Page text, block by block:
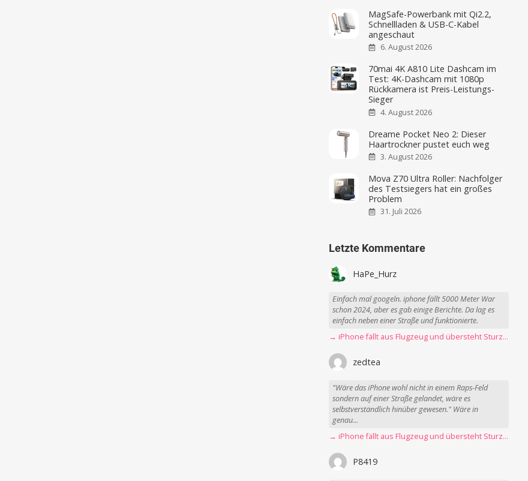
MagSafe-Powerbank mit Qi2.2,
Schnellladen & USB-C-Kabel
angeschaut
6. August 2026
70mai 4K A810 Lite Dashcam im
Test: 4K-Dashcam mit 1080p
Rückkamera ist Preis-Leistungs-
Sieger
4. August 2026
Dreame Pocket Neo 2: Dieser
Haartrockner pustet euch weg
3. August 2026
Mova Z70 Ultra Roller: Nachfolger
des Testsiegers hat ein großes
Problem
31. Juli 2026
Letzte Kommentare
HaPe_Hurz
Einfach mal googeln. iphone fällt 5000 Meter War
schon 2024, aber es gab einige Berichte. Da lag es
einfach neben einer Straße und funktionierte.
→ iPhone fällt aus Flugzeug und übersteht Sturz unbeschadet
zedtea
"Wäre das iPhone wohl nicht in einem Raps-Feld
sondern auf einer Straße gelandet, wäre es
selbstverständlich hinüber gewesen." Wäre in
genau...
→ iPhone fällt aus Flugzeug und übersteht Sturz unbeschadet
P8419